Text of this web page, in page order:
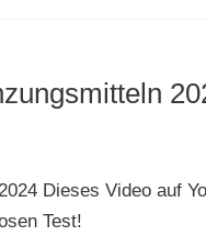
Dieses Video auf
Test!